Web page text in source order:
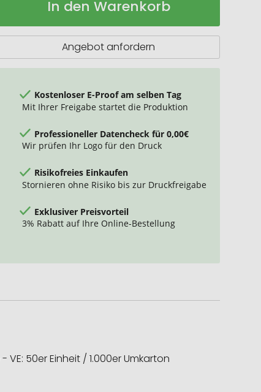
In den Warenkorb
Angebot anfordern
Kostenloser E-Proof am selben Tag
Mit Ihrer Freigabe startet die Produktion
Professioneller Datencheck für 0,00€
Wir prüfen Ihr Logo für den Druck
Risikofreies Einkaufen
Stornieren ohne Risiko bis zur Druckfreigabe
Exklusiver Preisvorteil
3% Rabatt auf Ihre Online-Bestellung
50er Einheit / 1.000er Umkarton